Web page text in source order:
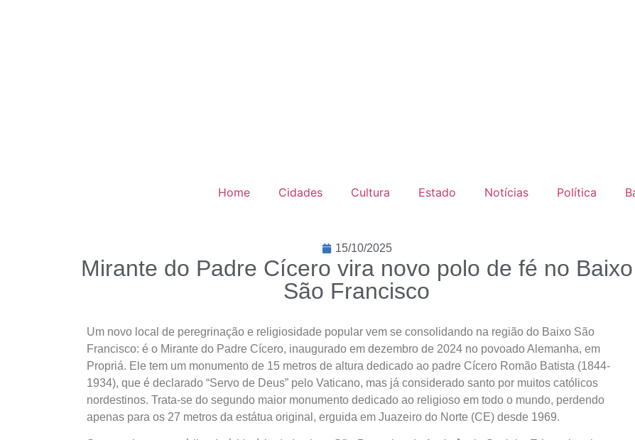
Home Cidades Cultura Estado Notícias Política
15/10/2025
Mirante do Padre Cícero vira novo polo de fé no Baixo
São Francisco
Um novo local de peregrinação e religiosidade popular vem se consolidando na região do Baixo São
Francisco: é o Mirante do Padre Cícero, inaugurado em dezembro de 2024 no povoado Alemanha, em
Propriá. Ele tem um monumento de 15 metros de altura dedicado ao padre Cícero Romão Batista (1844-
1934), que é declarado “Servo de Deus” pelo Vaticano, mas já considerado santo por muitos católicos
nordestinos. Trata-se do segundo maior monumento dedicado ao religioso em todo o mundo, perdendo
apenas para os 27 metros da estátua original, erguida em Juazeiro do Norte (CE) desde 1969.